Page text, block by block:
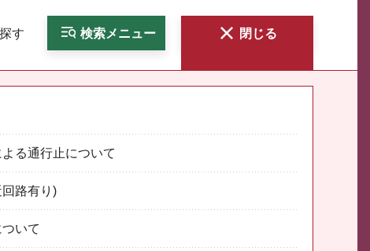
す 検索メニュー 閉じる
る通行止について
路有り)
いて